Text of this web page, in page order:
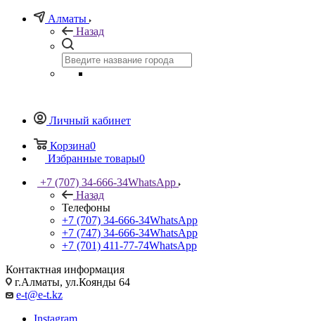
Алматы
Назад
Личный кабинет
Корзина0
Избранные товары0
+7 (707) 34-666-34WhatsApp
Назад
Телефоны
+7 (707) 34-666-34WhatsApp
+7 (747) 34-666-34WhatsApp
+7 (701) 411-77-74WhatsApp
Контактная информация
г.Алматы, ул.Коянды 64
e-t@e-t.kz
Instagram